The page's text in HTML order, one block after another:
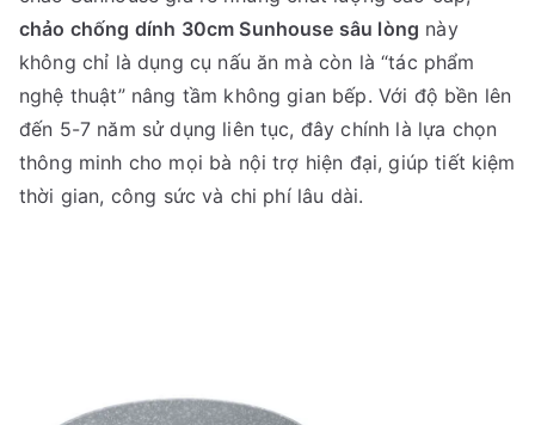
chảo chống dính 30cm Sunhouse sâu lòng này
không chỉ là dụng cụ nấu ăn mà còn là “tác phẩm
nghệ thuật” nâng tầm không gian bếp. Với độ bền lên
đến 5-7 năm sử dụng liên tục, đây chính là lựa chọn
thông minh cho mọi bà nội trợ hiện đại, giúp tiết kiệm
thời gian, công sức và chi phí lâu dài.